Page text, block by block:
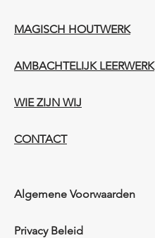
MAGISCH HOUTWERK
AMBACHTELIJK LEERWERK​
WIE ZIJN WIJ​​
CONTACT
Algemene Voorwaarden
Privacy Beleid